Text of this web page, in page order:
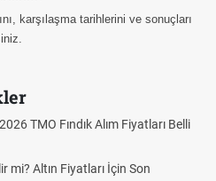
karşılaşma tarihlerini ve sonuçları
2026 TMO Fındık Alım Fiyatları Belli
mi? Altın Fiyatları İçin Son